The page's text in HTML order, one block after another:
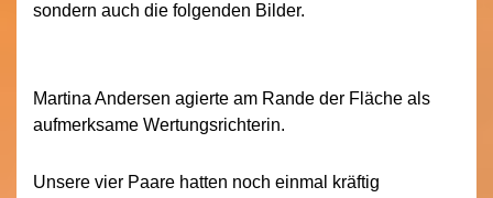
sondern auch die folgenden Bilder.
Martina Andersen agierte am Rande der Fläche als
aufmerksame Wertungsrichterin.
Unsere vier Paare hatten noch einmal kräftig